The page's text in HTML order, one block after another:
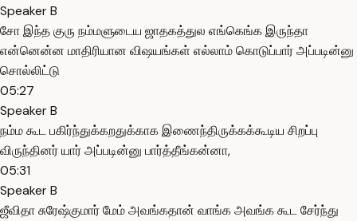
Speaker B
சோ இந்த குரு நம்மளுடைய ஜாதகத்துல எங்கெங்க இருந்தா
என்னென்ன மாதிரியான விஷயங்கள் எல்லாம் கொடுப்பார் அப்படின்னு
சொல்லிட்டு
05:27
Speaker B
நம்ம கூட பகிர்ந்துக்கறதுக்காக இணைந்திருக்கக்கூடிய சிறப்பு
விருந்தினர் யார் அப்படின்னு பார்த்தீங்கன்னா,
05:31
Speaker B
ஜீவிதா சுரேஷ்குமார் மேம் அவங்கதான் வாங்க அவங்க கூட சேர்ந்து